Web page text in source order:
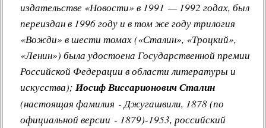
издательстве «Новости» в 1991 — 1992 годах, был
переиздан в 1996 году и в том же году трилогия
«Вожди» в шести томах («Сталин», «Троцкий»,
«Ленин») была удостоена Государственной премии
Российской Федерации в области литературы и
искусства); Иосиф Виссарионович Сталин
(настоящая фамилия - Джугашвили, 1878 (по
официальной версии - 1879)-1953, российский